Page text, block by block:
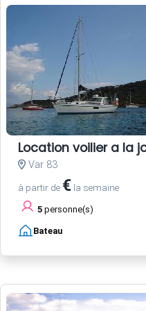
Location voilier a la
Var 83
à partir de € la semaine
5 personne(s)
Bateau